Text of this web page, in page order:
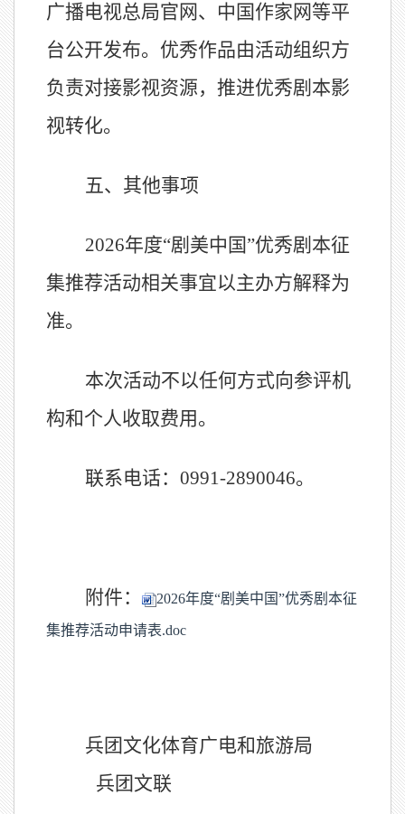
广播电视总局官网、中国作家网等平
台公开发布。优秀作品由活动组织方
负责对接影视资源，推进优秀剧本影
视转化。
五、其他事项
2026年度“剧美中国”优秀剧本征
集推荐活动相关事宜以主办方解释为
准。
本次活动不以任何方式向参评机
构和个人收取费用。
联系电话： 0991-2890046。
附件： 2026年度“剧美中国”优秀剧本征
集推荐活动申请表.doc
兵团文化体育广电和旅游局
兵团文联